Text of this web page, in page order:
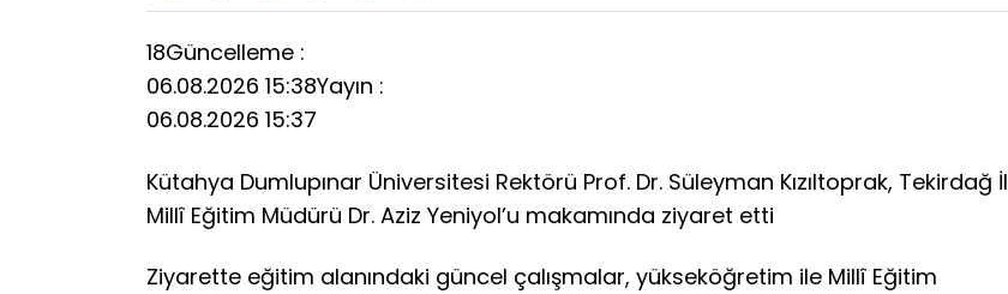
18Güncelleme :
06.08.2026 15:38Yayın :
06.08.2026 15:37
Kütahya Dumlupınar Üniversitesi Rektörü Prof. Dr. Süleyman Kızıltoprak, Tekirdağ İl
Millî Eğitim Müdürü Dr. Aziz Yeniyol’u makamında ziyaret etti
Ziyarette eğitim alanındaki güncel çalışmalar, yükseköğretim ile Millî Eğitim